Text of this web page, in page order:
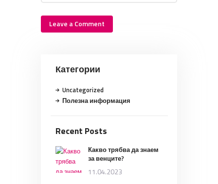
Категории
Uncategorized
Полезна информация
Recent Posts
Какво трябва да знаем
за венците?
11.04.2023